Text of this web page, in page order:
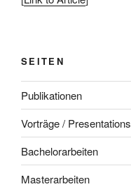
SEITEN
Publikationen
Vorträge / Presentations
Bachelorarbeiten
Masterarbeiten